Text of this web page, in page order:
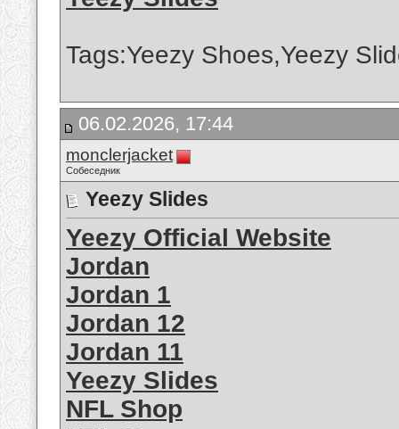
Tags:Yeezy Shoes,Yeezy
06.02.2026, 17:44
monclerjacket
Собеседник
Yeezy Slides
Yeezy Official Website
Jordan
Jordan 1
Jordan 12
Jordan 11
Yeezy Slides
NFL Shop